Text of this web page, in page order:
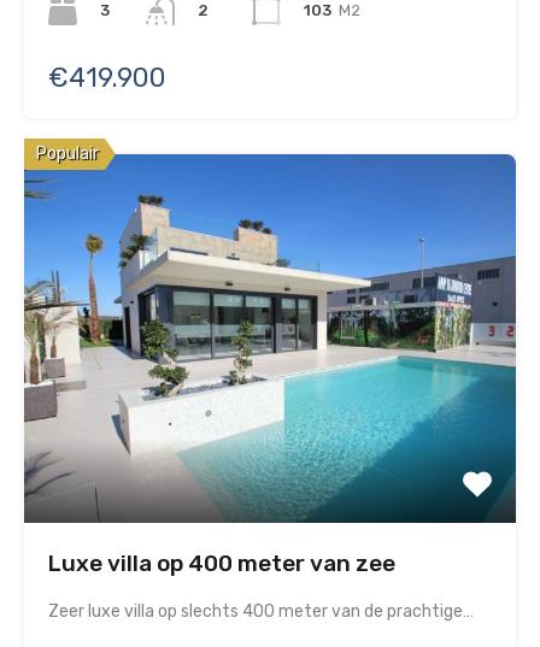
3
2
103 M2
€419.900
Populair
Luxe villa op 400 meter van zee
Zeer luxe villa op slechts 400 meter van de prachtige…